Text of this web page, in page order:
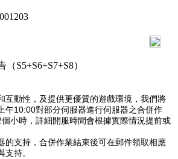
001203
（S5+S6+S7+S8）
互動性，及提供更優質的遊戲環境，我們將
午10:00對部分伺服器進行伺服器之合併作
小時，詳細開服時間會根據實際情況提前或
的支持，合併作業結束後可在郵件領取相應
持。